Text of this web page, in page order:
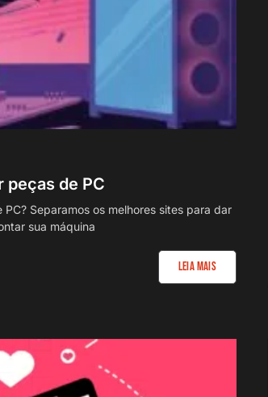
peças de PC
Separamos os melhores sites para dar
sua máquina
Leia Mais